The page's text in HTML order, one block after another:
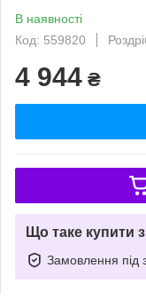
В наявності
Код: 559820
4 944 ₴
Що таке купити
Замовлення під